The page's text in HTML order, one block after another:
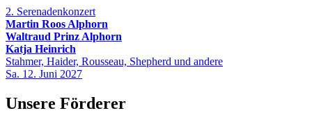
2. Serenadenkonzert
Martin Roos Alphorn
Waltraud Prinz Alphorn
Katja Heinrich
Stahmer, Haider, Rousseau, Shepherd und andere
Sa. 12. Juni 2027
Unsere Förderer